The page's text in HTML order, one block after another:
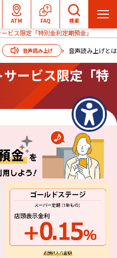
ATM FAQ 検索
メ
ニ
ー
を
開
ビス限定「特別金利定期預金」
音声読み上げ 音声読み上げとは
ービス限定「特